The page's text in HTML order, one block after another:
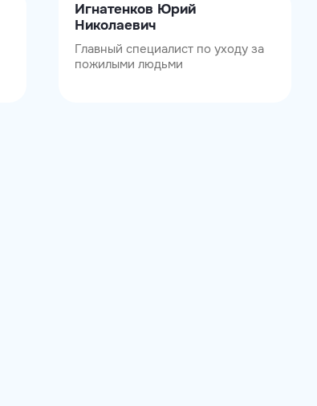
Игнатенков Юрий
Николаевич
Главный специалист по уходу за
пожилыми людьми